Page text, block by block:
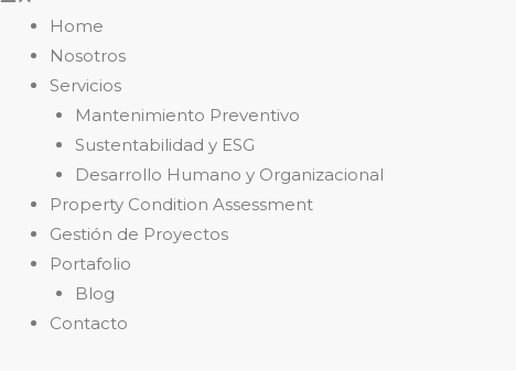
Home
Nosotros
Servicios
Mantenimiento Preventivo
Sustentabilidad y ESG
Desarrollo Humano y Organizacional
Property Condition Assessment
Gestión de Proyectos
Portafolio
Blog
Contacto